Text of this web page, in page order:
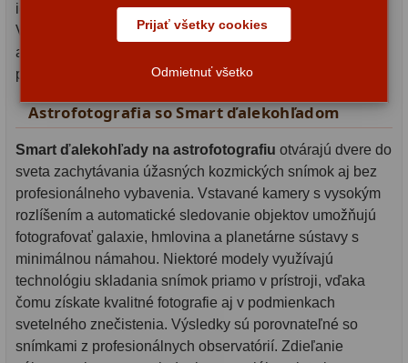
Mesačné a polarizačné23
Širokopásmové2
OIII
Hβ4
SII2
Planetárne 7
Farebné
Astro príslušenstvo
Automatizovaný
navádzací
systém
GoTo
(GOTO):
Nie
je
ideálne pre skupinové pozorovania alebo vzdelávanie.
Výber závisí od vašich skúseností, požadovaného výkonu
a samozrejme rozpočtu. Naši odborní poradcovia vám
pomôžu vybrať ten správny prístroj pre vaše potreby.
Astrofotografia so Smart ďalekohľadom
Smart ďalekohľady na astrofotografiu otvárajú dvere do
sveta zachytávania úžasných kozmických snímok aj bez
profesionálneho vybavenia. Vstavané kamery s vysokým
rozlíšením a automatické sledovanie objektov umožňujú
fotografovať galaxie, hmlovina a planetárne sústavy s
minimálnou námahou. Niektoré modely využívajú
technológiu skladania snímok priamo v prístroji, vďaka
čomu získate kvalitné fotografie aj v podmienkach
svetelného znečistenia. Výsledky sú porovnateľné so
snímkami z profesionálnych observatórií. Zdieľanie
Prijať všetky cookies
Odmietnuť všetko